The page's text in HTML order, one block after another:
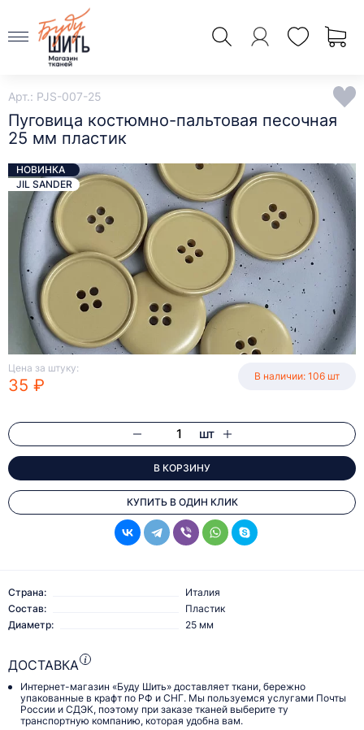
Арт.: PJS-007-25
Пуговица костюмно-пальтовая песочная
25 мм пластик
Цена за штуку:
35 ₽ В наличии: 106 шт
шт
В КОРЗИНУ
КУПИТЬ В ОДИН КЛИК
НОВИНКА
JIL SANDER
Страна:
Италия
Состав:
Пластик
Диаметр:
25 мм
ДОСТАВКА
Интернет-магазин «Буду Шить» доставляет ткани, бережно
упакованные в крафт по РФ и СНГ. Мы пользуемся услугами Почты
России и СДЭК, поэтому при заказе тканей выберите ту
транспортную компанию, которая удобна вам.